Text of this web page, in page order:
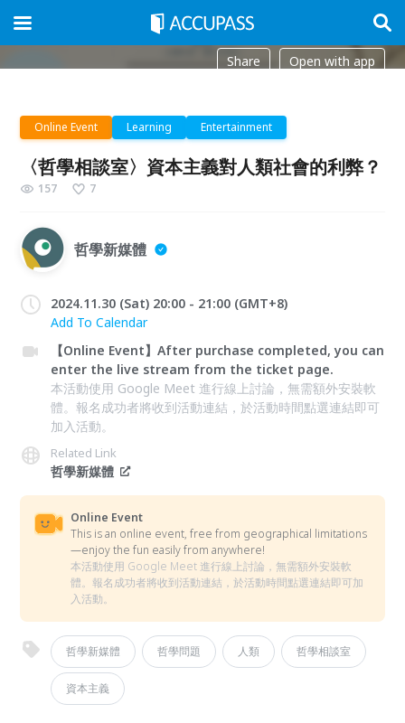
Share Open with app
Online Event Learning Entertainment
〈哲學相談室〉資本主義對人類社會的利弊？
157 7
哲學新媒體
2024.11.30 (Sat) 20:00 - 21:00 (GMT+8)
Add To Calendar
【Online Event】After purchase completed, you can
enter the live stream from the ticket page.
本活動使用 Google Meet 進行線上討論，無需額外安裝軟
體。報名成功者將收到活動連結，於活動時間點選連結即可
加入活動。
Related Link
哲學新媒體
Online Event
This is an online event, free from geographical limitations
—enjoy the fun easily from anywhere!
本活動使用 Google Meet 進行線上討論，無需額外安裝軟
體。報名成功者將收到活動連結，於活動時間點選連結即可加
入活動。
哲學新媒體 哲學問題 人類 哲學相談室
資本主義